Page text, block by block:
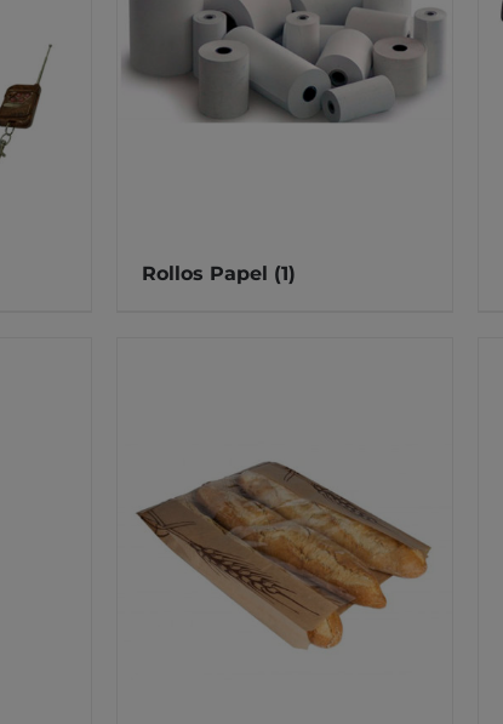
Rollos Papel (1)